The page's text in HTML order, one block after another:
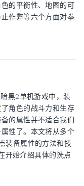
的平衡性、地图的可
作弊等六个方面对拳
黑2单机游戏中，装
角色的战斗力和生存
的属性并不适合我们
性了。本文将从多个
装备属性的方法和技
开始介绍具体的洗点